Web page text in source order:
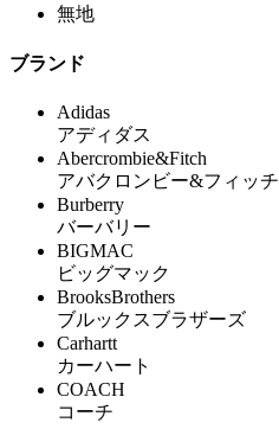
無地
ブランド
Adidas
アディダス
Abercrombie&Fitch
アバクロンビー&フィッチ
Burberry
バーバリー
BIGMAC
ビッグマック
BrooksBrothers
ブルックスブラザーズ
Carhartt
カーハート
COACH
コーチ